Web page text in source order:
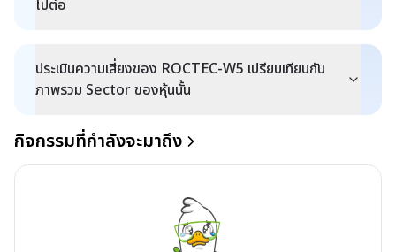
ไปต่อ
ประเมินความเสี่ยงของ ROCTEC-W5 เปรียบเทียบกับ
ภาพรวม Sector ของหุ้นนั้น
กิจกรรมที่กำลังจะมาถึง